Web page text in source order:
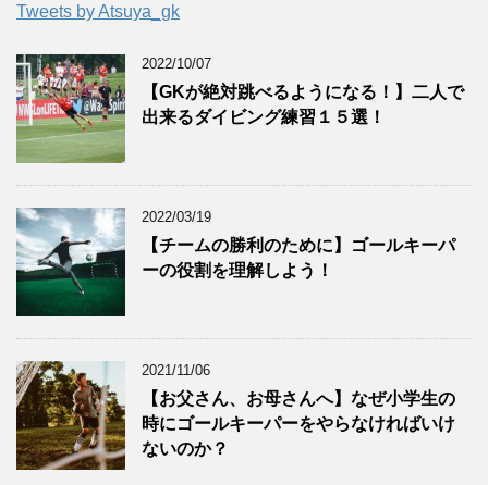
Tweets by Atsuya_gk
2022/10/07
【GKが絶対跳べるようになる！】二人で
出来るダイビング練習１５選！
2022/03/19
【チームの勝利のために】ゴールキーパ
ーの役割を理解しよう！
2021/11/06
【お父さん、お母さんへ】なぜ小学生の
時にゴールキーパーをやらなければいけ
ないのか？